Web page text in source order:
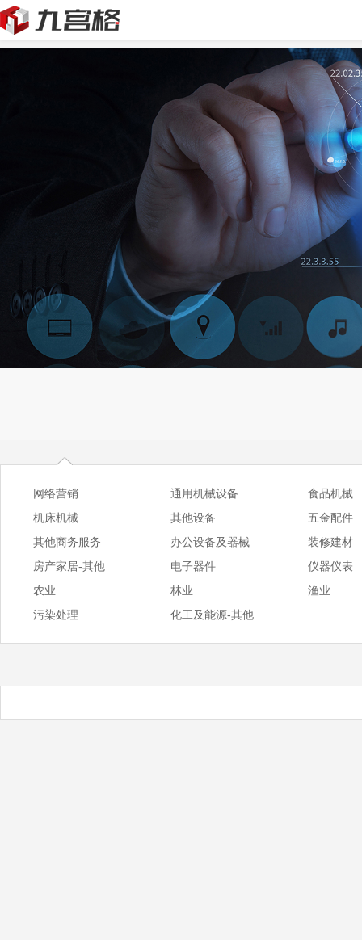
网络营销 通用机械设备
食品机械
机床机械
其他设备
五金配件
其他商务服务
办公设备及器械
装修建材
房产家居-其他
电子器件
仪器仪表
农业
林业
渔业
污染处理
化工及能源-其他